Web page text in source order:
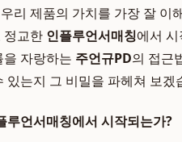
리 제품의 가치를 가장 잘 이
정교한 인플루언서매칭에서
자랑하는 주언규PD의 접근
있는지 그 비밀을 파헤쳐 보겠
루언서매칭에서 시작되는가?